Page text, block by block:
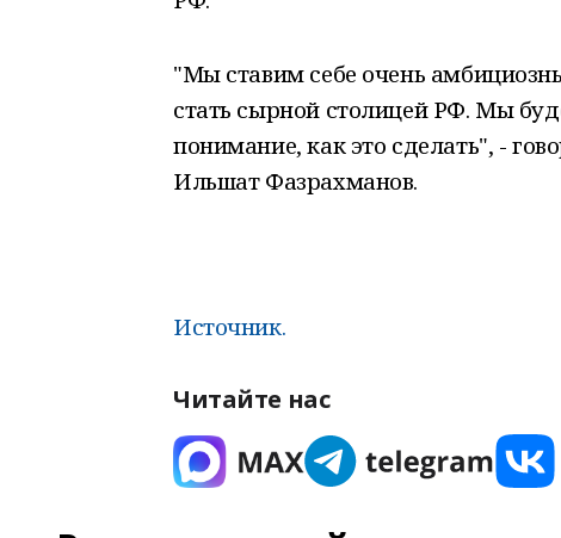
"Мы ставим себе очень
стать сырной столицей РФ. Мы
понимание, как это сделать", -
Ильшат Фазрахманов.
Источник.
Читайте нас